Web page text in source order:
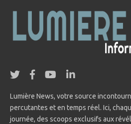
Lumière News, votre source
percutantes et en temps réel. Ici,
journée, des scoops exclusifs aux